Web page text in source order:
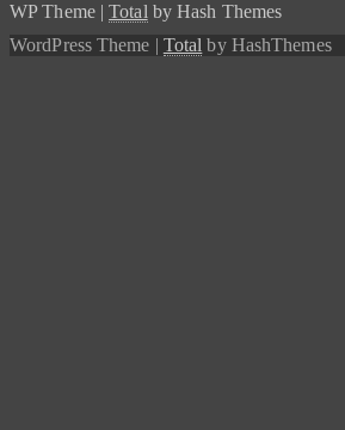
WP Theme |Total by Hash Themes
WordPress Theme | Total by HashThemes